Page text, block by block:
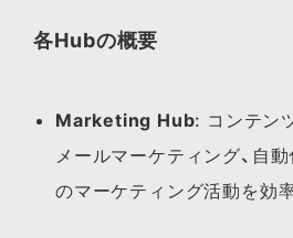
各Hubの概要
Marketing Hub: コンテン
メールマーケティング、自
のマーケティング活動を効